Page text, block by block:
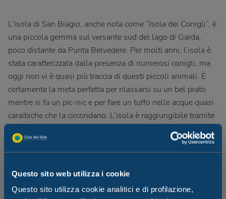
Questo sito web utilizza i cookie
Questo sito utilizza cookie analitici e di profilazione,
L’isola di San Biagio, anche nota come “Isola dei Conigli”, è
una piccola gemma sul versante sud del lago di Garda,
poco distante da Punta Belvedere. Per molti anni, l’isola è
stata caratterizzata dalla presenza di numerosi conigli, ma
oggi non vi è quasi più traccia di questi piccoli animali. È
certamente la meta perfetta per rilassarsi su un bel prato
mentre si fa un pic-nic e per fare un tuffo nelle acque quasi
caraibiche che la circondano. L’isola è raggiungibile tramite
Poco distante dall’isola si trova uno dei punti di
Scoglio dell’Altare deve il suo singolare nome alla
tradizionale messa che si celebrava in onore di S. Pietro e